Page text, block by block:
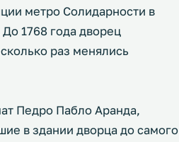
метро Солидарности в
1768 года дворец
раз менялись
Педро Пабло Аранда,
в здании дворца до самого